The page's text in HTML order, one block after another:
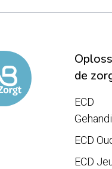
de
ECD
ECD
ECD